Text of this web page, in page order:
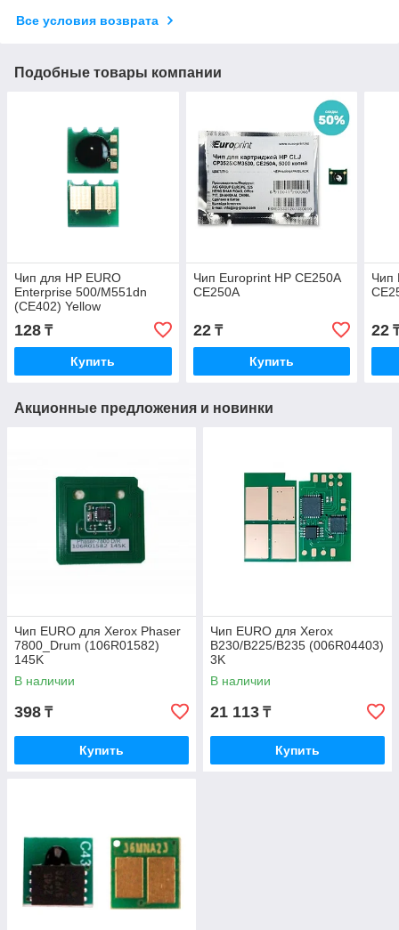
Все условия возврата
Подобные товары компании
Чип для HP EURO
Enterprise 500/M551dn
(CE402) Yellow
128 ₸
Купить
Чип Europrint HP CE250A
CE250A
22₸
Купить
Чип
22
Акционные предложения и новинки
Чип EURO для Xerox Phaser
7800_Drum (106R01582)
145K
В наличии
398 ₸
Купить
Чип EURO для Xerox
B230/B225/B235 (006R04403)
3K
В наличии
21 113 ₸
Купить